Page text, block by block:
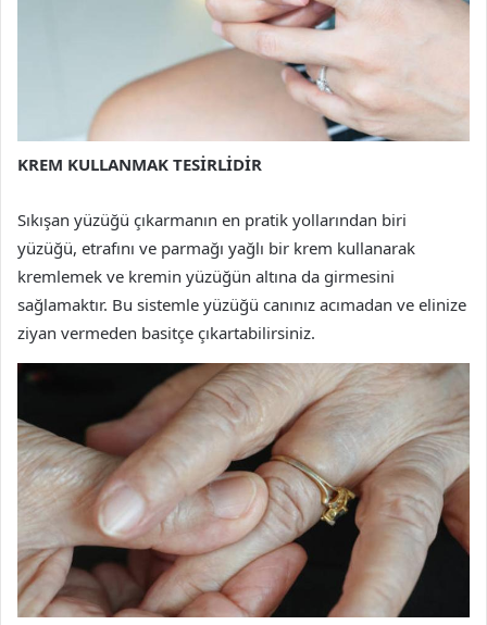
KREM KULLANMAK TESİRLİDİR
Sıkışan yüzüğü çıkarmanın en pratik yollarından biri
yüzüğü, etrafını ve parmağı yağlı bir krem kullanarak
kremlemek ve kremin yüzüğün altına da girmesini
sağlamaktır. Bu sistemle yüzüğü canınız acımadan ve elinize
ziyan vermeden basitçe çıkartabilirsiniz.